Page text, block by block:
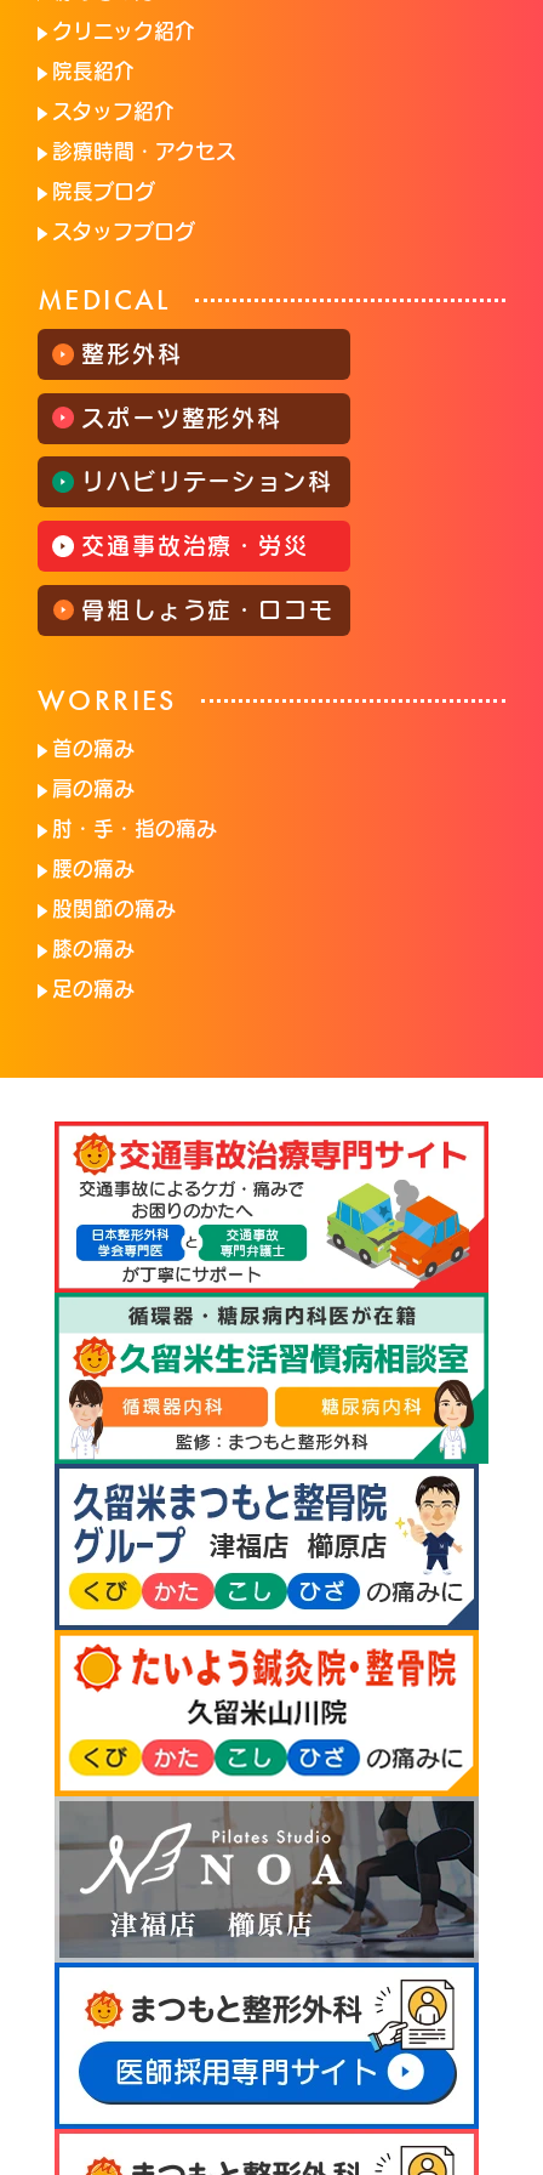
クリニック紹介
院長紹介
スタッフ紹介
診療時間・アクセス
院長ブログ
スタッフブログ
MEDICAL
整形外科
スポーツ整形外科
リハビリテーション科
交通事故治療・労災
骨粗しょう症・ロコモ
WORRIES
首の痛み
肩の痛み
肘・手・指の痛み
腰の痛み
股関節の痛み
膝の痛み
足の痛み